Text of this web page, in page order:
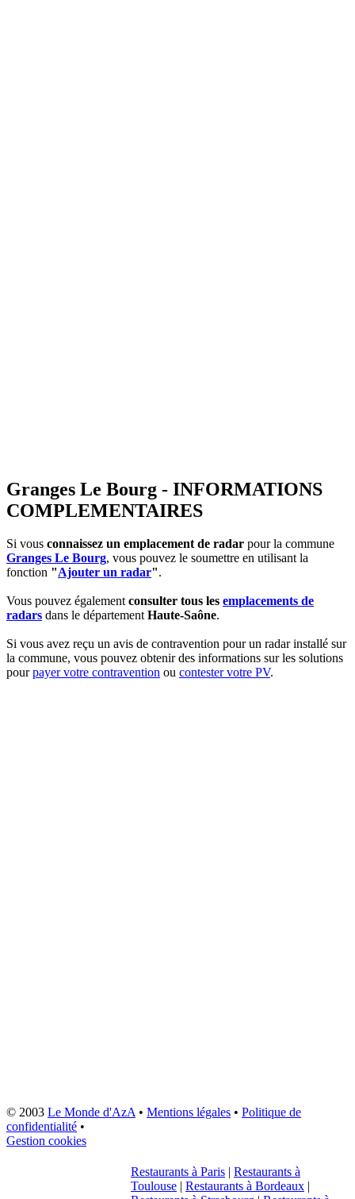
Granges Le Bourg - INFORMATIONS
COMPLEMENTAIRES
Si vous connaissez un emplacement de radar pour la commune
Granges Le Bourg, vous pouvez le soumettre en utilisant la
fonction "Ajouter un radar".
Vous pouvez égalementconsulter tous les emplacements de
radars dans le départementHaute-Saône.
Si vous avez reçu un avis de contravention pour un radar installé sur
la commune, vous pouvez obtenir des informations sur les solutions
pourpayer votre contravention ou contester votre PV.
© 2003 Le Monde d'AzA• Mentions légales • Politique de
confidentialité •
Gestion cookies
Restaurants à Paris | Restaurants à
Toulouse | Restaurants à Bordeaux |